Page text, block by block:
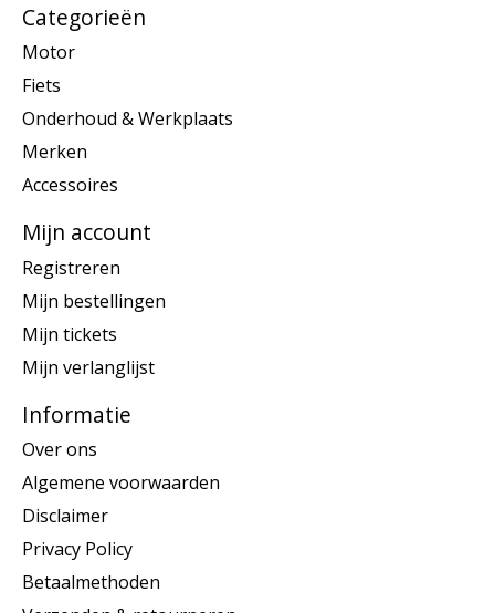
Categorieën
Motor
Fiets
Onderhoud & Werkplaats
Merken
Accessoires
Mijn account
Registreren
Mijn bestellingen
Mijn tickets
Mijn verlanglijst
Informatie
Over ons
Algemene voorwaarden
Disclaimer
Privacy Policy
Betaalmethoden